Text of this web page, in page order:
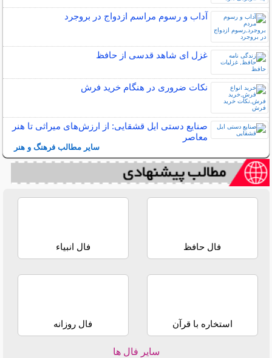
آداب و رسوم مراسم ازدواج در بروجرد
غزل ای شاهد قدسی از حافظ
نکات ضروری در هنگام خرید فرش
صنایع دستی ایل قشقایی: از ارزش‌های میراثی تا هنر
معاصر
سایر مطالب فرهنگ و هنر
فال حافظ فال انبیاء
استخاره با قرآن فال روزانه
سایر فال ها